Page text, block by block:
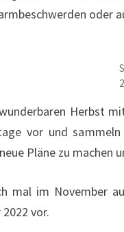
oder
Herbst
vor und
Pläne zu machen
mal im November
vor.